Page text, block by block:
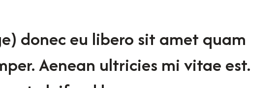
donec eu libero sit amet quam
Aenean ultricies mi vitae est.